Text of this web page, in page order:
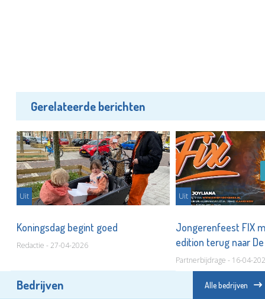
Gerelateerde berichten
Uit
Koningsdag begint goed
Redactie - 27-04-2026
Uit
Jongerenfeest FIX
edition terug naar
Partnerbijdrage - 16-04-
Bedrijven Alle bedrijven